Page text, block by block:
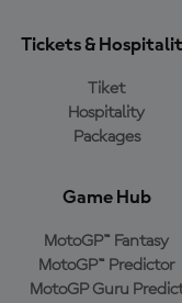
Tickets &
Tiket
Hospitality
Packages
Game Hub
MotoGP™ Fantasy
MotoGP™ Predictor
MotoGP Guru